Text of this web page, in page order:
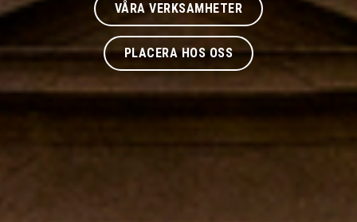
VÅRA VERKSAMHETER
PLACERA HOS OSS